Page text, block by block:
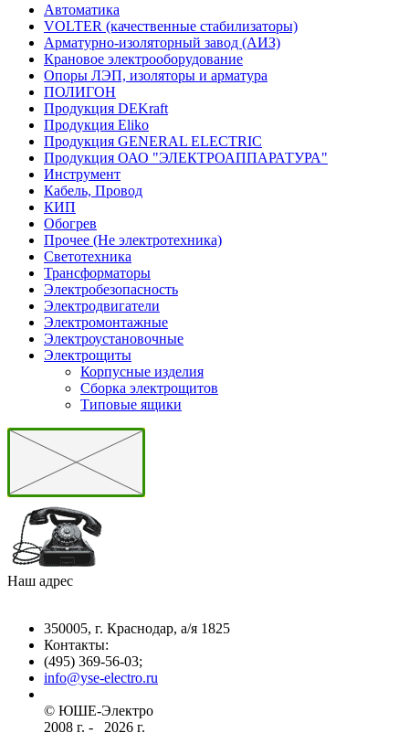
Автоматика
VOLTER (качественные стабилизаторы)
Арматурно-изоляторный завод (АИЗ)
Крановое электрооборудование
Опоры ЛЭП, изоляторы и арматура
ПОЛИГОН
Продукция DEKraft
Продукция Eliko
Продукция GENERAL ELECTRIC
Продукция ОАО "ЭЛЕКТРОАППАРАТУРА"
Инструмент
Кабель, Провод
КИП
Обогрев
Прочее (Не электротехника)
Светотехника
Трансформаторы
Электробезопасность
Электродвигатели
Электромонтажные
Электроустановочные
Электрощиты
Корпусные изделия
Сборка электрощитов
Типовые ящики
Наш адрес
350005, г. Краснодар, а/я 1825
Контакты: ­
(495) 369-56-03;
info@yse-electro.ru­
© ЮШЕ-Эл­ектро ­
2008 г­. - ­ ­­­­­
2026 г.